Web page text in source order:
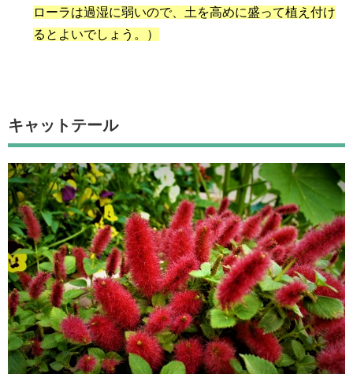
ローラは過湿に弱いので、土を高めに盛って植え付け
るとよいでしょう。）
キャットテール